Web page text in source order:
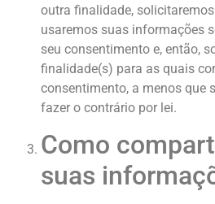
outra finalidade,
usaremos suas informações
seu consentimento e, então,
finalidade(s) para as quais
consentimento, a menos que
fazer o contrário por lei.
Como
suas